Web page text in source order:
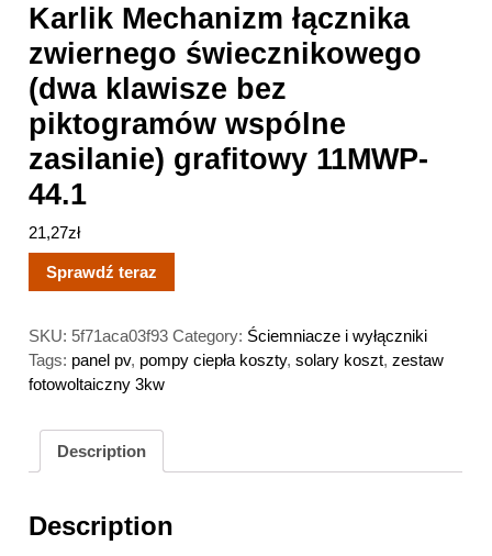
Karlik Mechanizm łącznika
zwiernego świecznikowego
(dwa klawisze bez
piktogramów wspólne
zasilanie) grafitowy 11MWP-
44.1
21,27zł
Sprawdź teraz
SKU: 5f71aca03f93 Category: Ściemniacze i wyłączniki
Tags: panel pv, pompy ciepła koszty,solary koszt,zestaw
fotowoltaiczny 3kw
Description
Description